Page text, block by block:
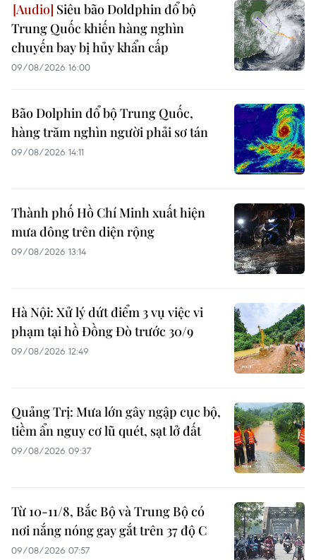
Siêu bão Doldphin đổ bộ
Trung Quốc khiến hàng nghìn
chuyến bay bị hủy khẩn cấp
09/08/2026 16:00
Bão Dolphin đổ bộ Trung Quốc,
hàng trăm nghìn người phải sơ tán
09/08/2026 14:11
Thành phố Hồ Chí Minh xuất hiện
mưa dông trên diện rộng
09/08/2026 13:14
Hà Nội: Xử lý dứt điểm 3 vụ việc vi
phạm tại hồ Đồng Đò trước 30/9
09/08/2026 12:49
Quảng Trị: Mưa lớn gây ngập cục bộ,
tiềm ẩn nguy cơ lũ quét, sạt lở đất
09/08/2026 09:37
Từ 10-11/8, Bắc Bộ và Trung Bộ có
nơi nắng nóng gay gắt trên 37 độ C
09/08/2026 07:57